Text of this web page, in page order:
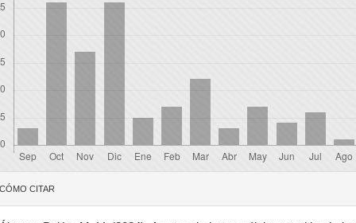
CÓMO CITAR